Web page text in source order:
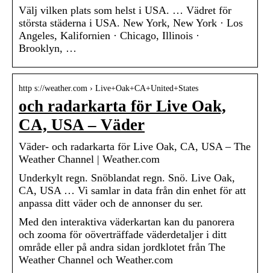
Välj vilken plats som helst i USA. … Vädret för
största städerna i USA. New York, New York · Los
Angeles, Kalifornien · Chicago, Illinois ·
Brooklyn, …
http s://weather.com › Live+Oak+CA+United+States
och radarkarta för Live Oak,
CA, USA – Väder
Väder- och radarkarta för Live Oak, CA, USA – The
Weather Channel | Weather.com
Underkylt regn. Snöblandat regn. Snö. Live Oak,
CA, USA … Vi samlar in data från din enhet för att
anpassa ditt väder och de annonser du ser.
Med den interaktiva väderkartan kan du panorera
och zooma för oöverträffade väderdetaljer i ditt
område eller på andra sidan jordklotet från The
Weather Channel och Weather.com